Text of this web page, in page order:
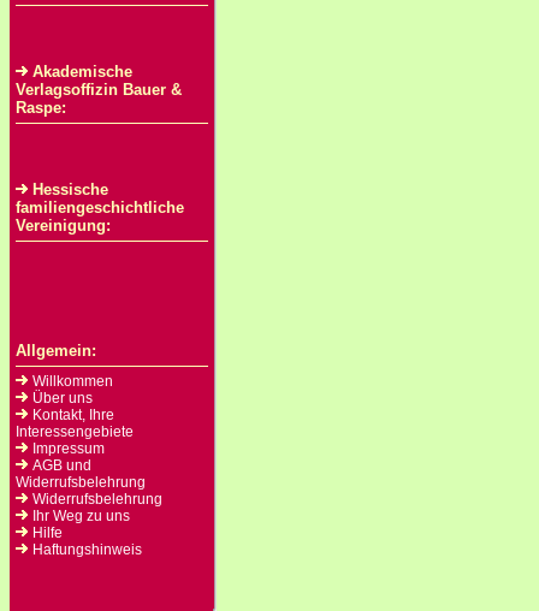
Akademische
Verlagsoffizin Bauer &
Raspe:
Hessische
familiengeschichtliche
Vereinigung:
Allgemein:
Willkommen
Über uns
Kontakt, Ihre
Interessengebiete
Impressum
AGB und
Widerrufsbelehrung
Widerrufsbelehrung
Ihr Weg zu uns
Hilfe
Haftungshinweis